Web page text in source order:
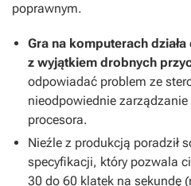
poprawnym.
Gra na komputerach
z wyjątkiem drobnych
odpowiadać problem ze
nieodpowiednie
procesora.
Nieźle z produkcją poradził
specyfikacji, który pozwala
30 do 60 klatek na sekundę